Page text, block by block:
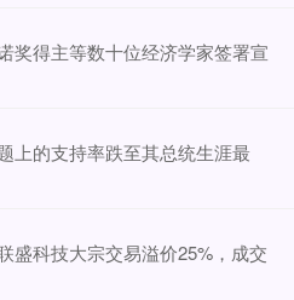
奖得主等数十位经济学家签署宣
上的支持率跌至其总统生涯最
盛科技大宗交易溢价25%，成交